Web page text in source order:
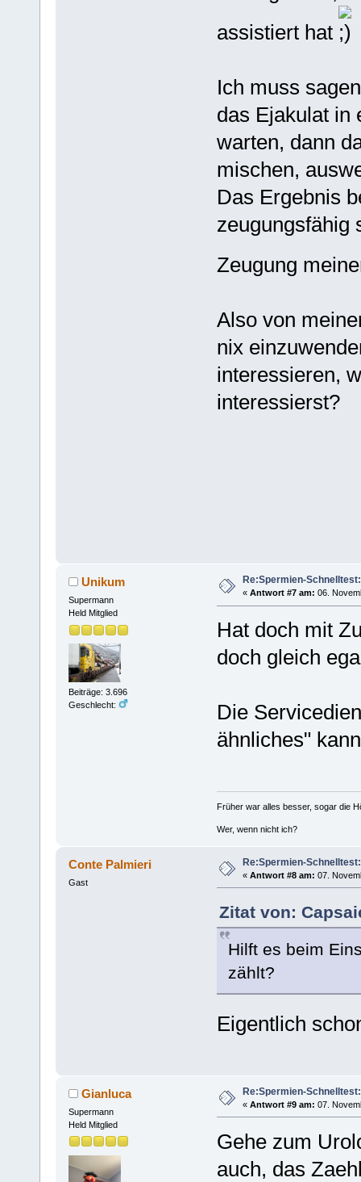
assistiert hat
Ich muss
das Ejakulat in
warten, dann
mischen,
Das Ergebnis
zeugungsfähig
Zeugung
Also von
nix
interessieren,
interessierst?
Unikum
Supermann
Held Mitglied
Beiträge: 3.696
Geschlecht:
Re:Spermien-
« Antwort #7 am: 06.
Hat doch mit
doch gleich
Die
ähnliches"
Früher war alles besser, sogar die
Wer, wenn nicht ich?
Conte Palmieri
Gast
Re:Spermien-
« Antwort #8 am: 07.
Zitat von:
Hilft es beim
zählt?
Eigentlich
Gianluca
Supermann
Held Mitglied
Re:Spermien-
« Antwort #9 am: 07.
Gehe zum
auch, das